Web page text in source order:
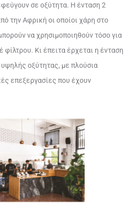
σε οξύτητα. Η ένταση 2
την Αφρική οι οποίοι χάρη στo
να χρησιμοποιηθούν τόσο για
φίλτρου. Κι έπειτα έρχεται η ένταση
οξύτητας, με πλούσια
επεξεργασίες που έχουν